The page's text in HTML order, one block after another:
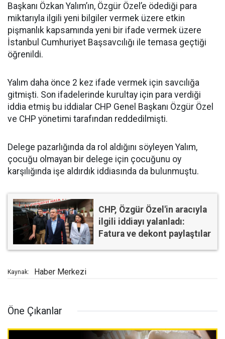
Başkanı Özkan Yalım’ın, Özgür Özel’e ödediği para
miktarıyla ilgili yeni bilgiler vermek üzere etkin
pişmanlık kapsamında yeni bir ifade vermek üzere
İstanbul Cumhuriyet Başsavcılığı ile temasa geçtiği
öğrenildi.
Yalım daha önce 2 kez ifade vermek için savcılığa
gitmişti. Son ifadelerinde kurultay için para verdiği
iddia etmiş bu iddialar CHP Genel Başkanı Özgür Özel
ve CHP yönetimi tarafından reddedilmişti.
Delege pazarlığında da rol aldığını söyleyen Yalım,
çocuğu olmayan bir delege için çocuğunu oy
karşılığında işe aldırdık iddiasında da bulunmuştu.
CHP, Özgür Özel'in aracıyla
ilgili iddiayı yalanladı:
Fatura ve dekont paylaştılar
Kaynak: Haber Merkezi
Öne Çıkanlar